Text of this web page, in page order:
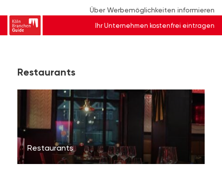
Über Werbemöglichkeiten informieren
Ihr Unternehmen kostenfrei eintragen
Restaurants
Restaurants